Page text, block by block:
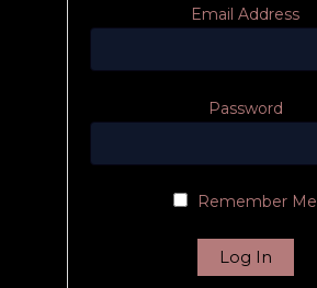
Email Address
Password
Remember Me